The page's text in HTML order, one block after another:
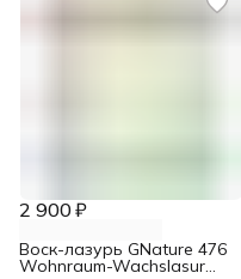
2 900 ₽
Воск-лазурь GNature 476
Wohnraum-Wachslasur